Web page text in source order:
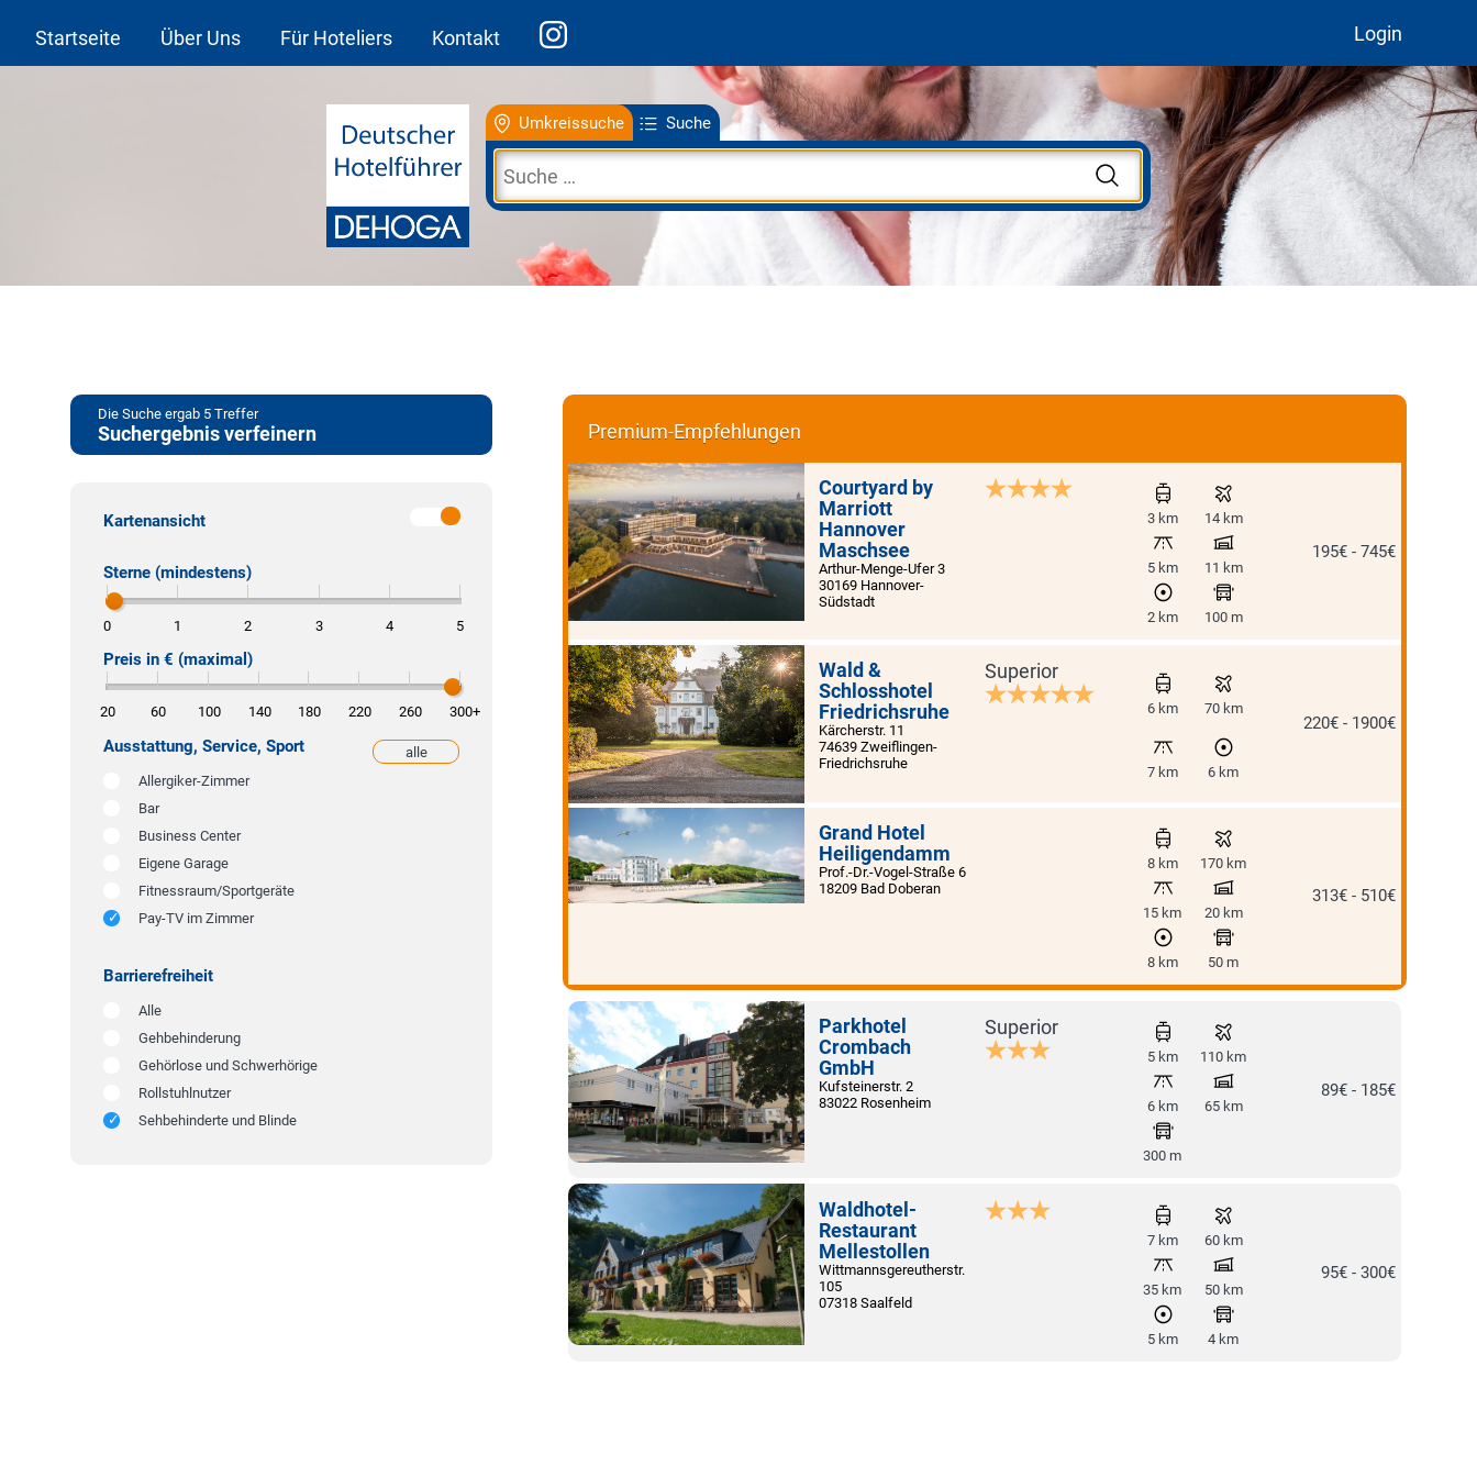
Startseite Über Uns Für Hoteliers Kontakt Login
Umkreissuche Suche
Premium-Empfehlungen
Courtyard by
Marriott
Hannover
Maschsee
Arthur-Menge-Ufer 3
30169 Hannover-
Südstadt
3 km 14 km
5 km 11 km
2 km 100 m
195€ - 745€
Wald &
Schlosshotel
Friedrichsruhe
Kärcherstr. 11
74639 Zweiflingen-
Friedrichsruhe
Superior
6 km 70 km
7 km 6 km
220€ - 1900€
Grand Hotel
Heiligendamm
Prof.-Dr.-Vogel-Straße 6
18209 Bad Doberan
8 km 170 km
15 km 20 km
8 km 50 m
313€ - 510€
Parkhotel
Crombach
GmbH
Kufsteinerstr. 2
83022 Rosenheim
Superior
5 km 110 km
6 km 65 km
300 m
89€ - 185€
Waldhotel-
Restaurant
Mellestollen
Wittmannsgereutherstr.
105
07318 Saalfeld
7 km 60 km
35 km 50 km
5 km 4 km
95€ - 300€
Die Suche ergab 5 Treffer
Suchergebnis verfeinern
Kartenansicht
Sterne (mindestens)
0 1 2 3 4 5
Preis in € (maximal)
20 60 100 140 180 220 260 300+
alle
Ausstattung, Service, Sport
Allergiker-Zimmer
Bar
Business Center
Eigene Garage
Fitnessraum/Sportgeräte
Pay-TV im Zimmer
Barrierefreiheit
Alle
Gehbehinderung
Gehörlose und Schwerhörige
Rollstuhlnutzer
Sehbehinderte und Blinde